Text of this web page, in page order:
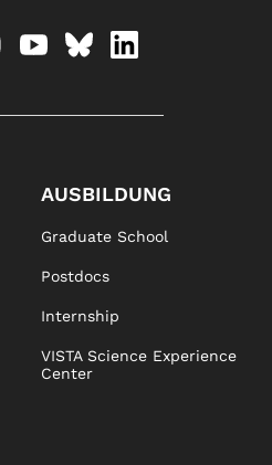
AUSBILDUNG
Graduate School
Postdocs
Internship
VISTA Science Experience
Center